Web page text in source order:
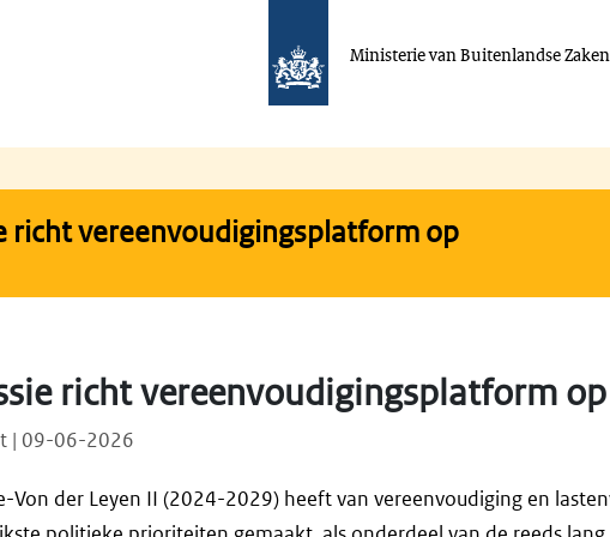
Ministerie van Buitenlandse Zaken
richt vereenvoudigingsplatform op
richt vereenvoudigingsplatform op
| 09-06-2026
Von der Leyen II (2024-2029) heeft van vereenvoudiging en